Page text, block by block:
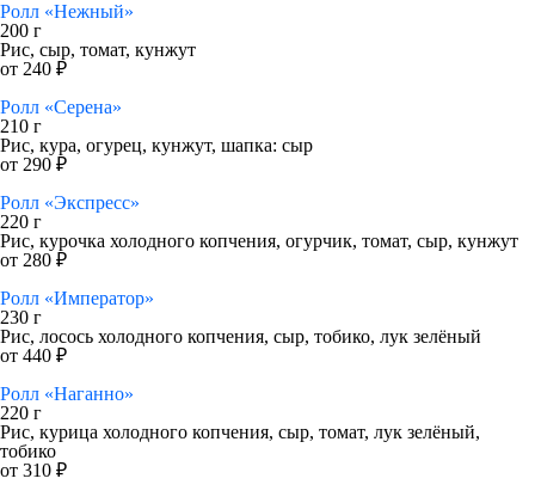
Ролл «Нежный»
200 г
Рис, сыр, томат, кунжут
от 240 ₽
Ролл «Серена»
210 г
Рис, кура, огурец, кунжут, шапка: сыр
от 290 ₽
Ролл «Экспресс»
220 г
Рис, курочка холодного копчения, огурчик, томат, сыр, кунжут
от 280 ₽
Ролл «Император»
230 г
Рис, лосось холодного копчения, сыр, тобико, лук зелёный
от 440 ₽
Ролл «Наганно»
220 г
Рис, курица холодного копчения, сыр, томат, лук зелёный,
тобико
от 310 ₽